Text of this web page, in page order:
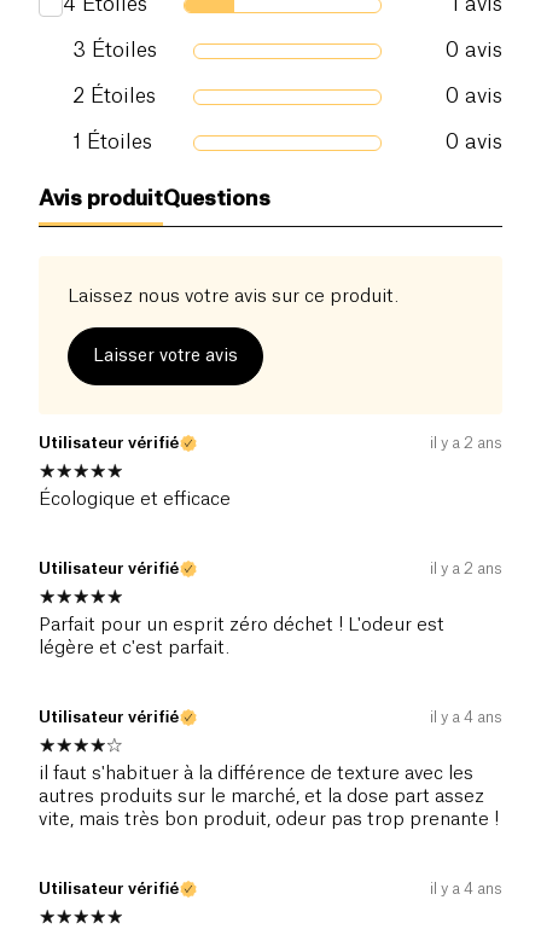
4 Étoiles avis
3 Étoiles 0 avis
2 Étoiles 0 avis
1 Étoiles 0 avis
Avis produitQuestions
Laissez nous votre avis sur ce produit.
Laisser votre avis
Utilisateur vérifié il y a 2 ans
Écologique et efficace
Utilisateur vérifié il y a 2 ans
Parfait pour un esprit zéro déchet ! L'odeur est
légère et c'est parfait.
Utilisateur vérifié il y a 4 ans
il faut s'habituer à la différence de texture avec les
autres produits sur le marché, et la dose part assez
vite, mais très bon produit, odeur pas trop prenante !
Utilisateur vérifié il y a 4 ans